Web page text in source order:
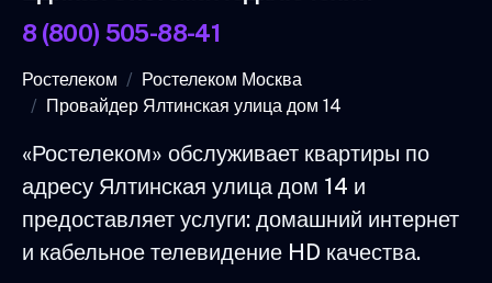
8 (800) 505-88-41
Ростелеком
Ростелеком Москва
Провайдер Ялтинская улица дом 14
«Ростелеком» обслуживает квартиры по
адресу Ялтинская улица дом 14 и
предоставляет услуги: домашний интернет
и кабельное телевидение HD качества.